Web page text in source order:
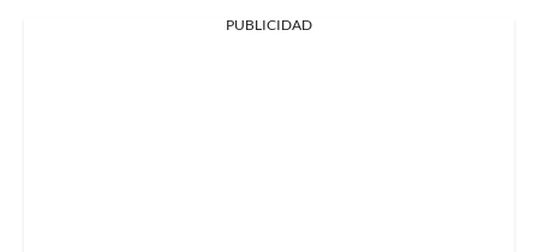
PUBLICIDAD